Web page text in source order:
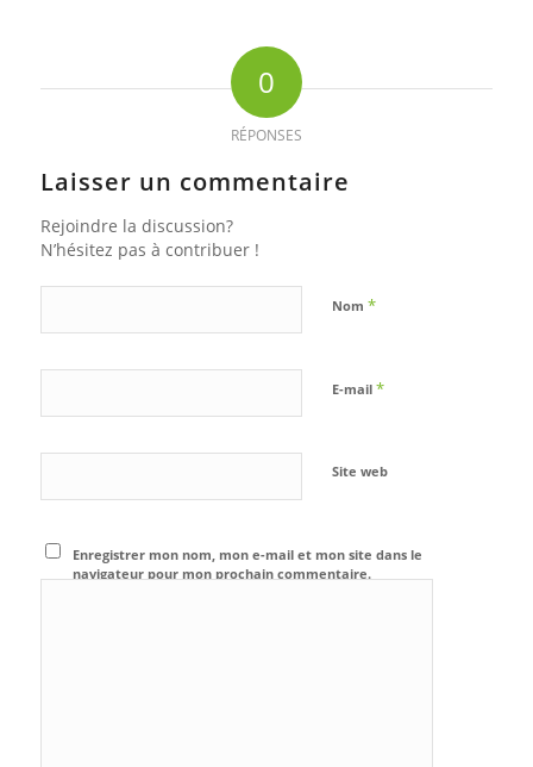
0
RÉPONSES
Laisser un commentaire
Rejoindre la discussion?
N’hésitez pas à contribuer !
Nom *
E-mail *
Site web
Enregistrer mon nom, mon e-mail et mon site dans le
navigateur pour mon prochain commentaire.